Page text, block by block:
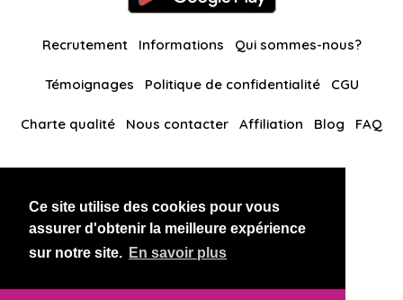
Ce site utilise des cookies pour vous
assurer d'obtenir la meilleure expérience
sur notre site. En savoir plus
Recrutement Informations Qui sommes-nous?
Témoignages Politique de confidentialité CGU
Charte qualité Nous contacter Affiliation Blog FAQ
BlackAndBeauties RussianKisses